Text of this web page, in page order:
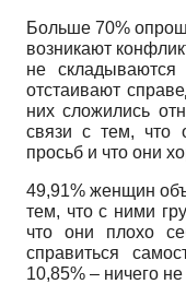
Больше 70%
возникают
не
отстаивают
них сложились
связи с тем, что
просьб и что они
49,91% женщин
тем, что с ними
что они плохо
справиться
10,85% – ничего